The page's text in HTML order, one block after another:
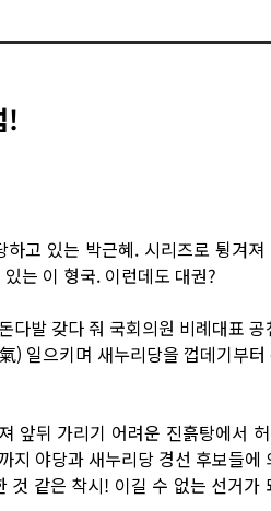
!
고 있는 박근혜. 시리즈로 튕겨져
는 이 형국. 이런데도 대권?
다발 갖다 줘 국회의원 비례대표
) 일으키며 새누리당을 껍데기부터
앞뒤 가리기 어려운 진흙탕에서
지 야당과 새누리당 경선 후보들에
것 같은 착시! 이길 수 없는 선거가